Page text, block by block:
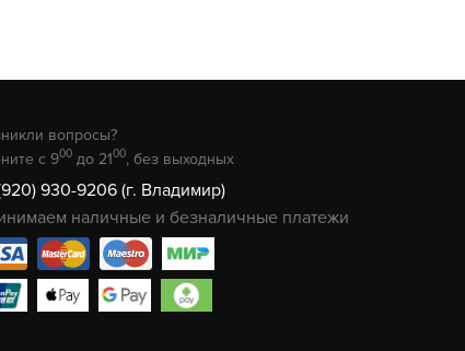
вопросы?
с 900 до 2100, без выходных
930-9206 (г. Владимир)
наличные и безналичные платежи